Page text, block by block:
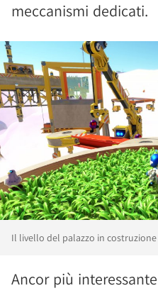
meccanismi dedicati.
Il livello del palazzo in costruzione
Ancor più